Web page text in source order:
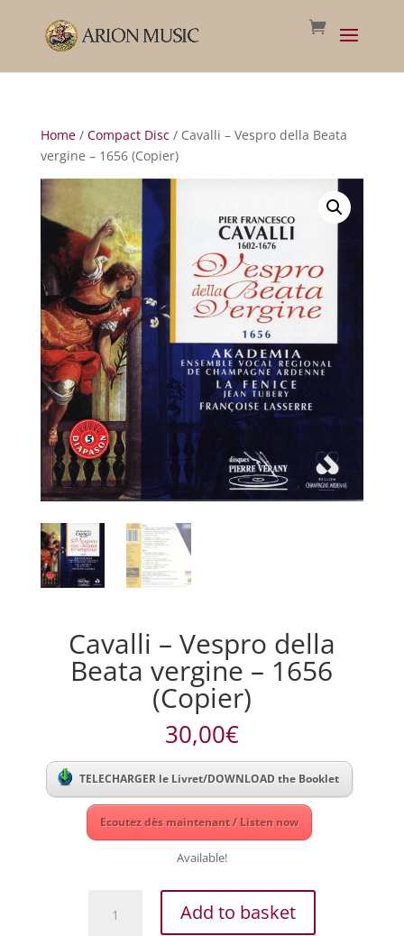
Home/ Compact Disc/ Cavalli – Vespro della Beata
vergine – 1656 (Copier)
Cavalli – Vespro della
Beata vergine – 1656
(Copier)
30,00€
TELECHARGER le Livret/DOWNLOAD the Booklet
Ecoutez dès maintenant / Listen now
Available!
Add to basket